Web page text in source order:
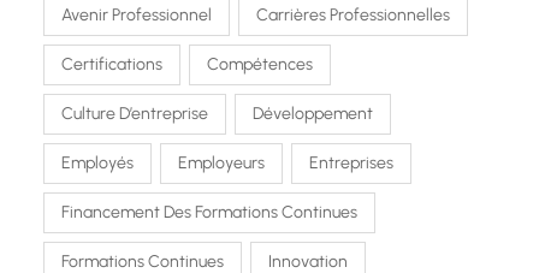
Avenir Professionnel Carrières Professionnelles
Certifications Compétences
Culture D’entreprise Développement
Employés Employeurs Entreprises
Financement Des Formations Continues
Formations Continues Innovation